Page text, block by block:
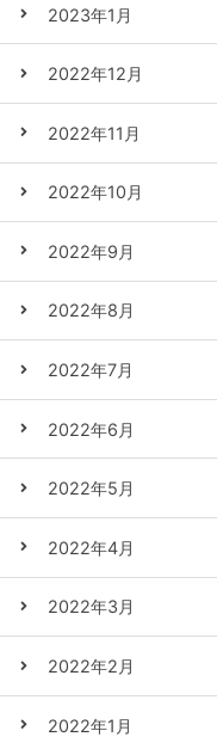
2023年1月
2022年12月
2022年11月
2022年10月
2022年9月
2022年8月
2022年7月
2022年6月
2022年5月
2022年4月
2022年3月
2022年2月
2022年1月